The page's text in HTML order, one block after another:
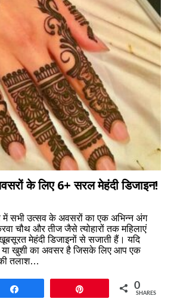
के लिए 6+ सरल मेहंदी डिजाइन!
में सभी उत्सव के अवसरों का एक अभिन्न अंग
चौथ और तीज जैसे त्योहारों तक महिलाएं
मेहंदी डिजाइनों से सजाती हैं। यदि
या खुशी का अवसर है जिसके लिए आप एक
की तलाश…
0
SHARES